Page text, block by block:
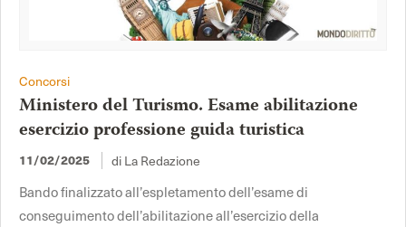
Concorsi
Ministero del Turismo. Esame abilitazione
esercizio professione guida turistica
11/02/2025 di La Redazione
Bando finalizzato all’espletamento dell’esame di
conseguimento dell’abilitazione all’esercizio della